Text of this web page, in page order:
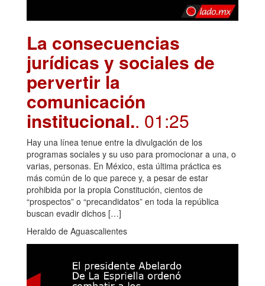
La consecuencias
jurídicas y sociales de
pervertir la
comunicación
institucional.. 01:25
Hay una línea tenue entre la divulgación de los
programas sociales y su uso para promocionar a una, o
varias, personas. En México, esta última práctica es
más común de lo que parece y, a pesar de estar
prohibida por la propia Constitución, cientos de
“prospectos” o “precandidatos” en toda la república
buscan evadir dichos […]
Heraldo de Aguascalientes